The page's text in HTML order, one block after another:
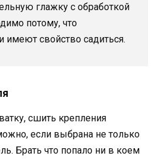
глажку с обработкой
потому, что
имеют свойство садиться.
сшить крепления
если выбрана не только
Брать что попало ни в коем